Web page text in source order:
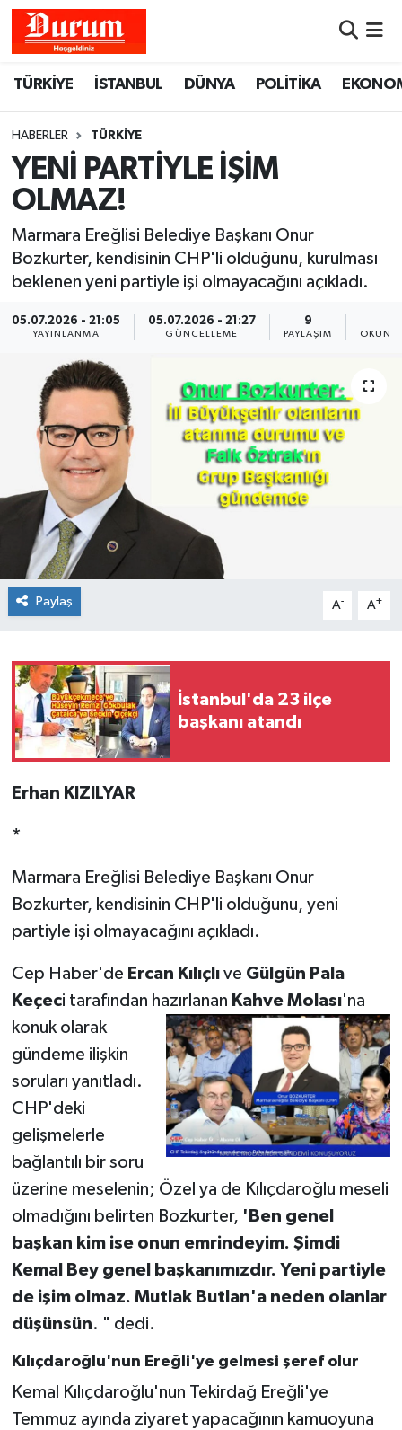
TÜRKİYE İSTANBUL DÜNYA POLİTİKA
HABERLER TÜRKİYE
YENİ PARTİYLE İŞİM
OLMAZ!
Marmara Ereğlisi Belediye Başkanı Onur
Bozkurter, kendisinin CHP'li olduğunu, kurulması
beklenen yeni partiyle işi olmayacağını açıkladı.
05.07.2026 - 21:05
YAYINLANMA
05.07.2026 - 21:27
GÜNCELLEME
9
PAYLAŞIM
Paylaş A- A+
İstanbul'da 23 ilçe
başkanı atandı
Erhan KIZILYAR
*
Marmara Ereğlisi Belediye Başkanı Onur
Bozkurter, kendisinin CHP'li olduğunu, yeni
partiyle işi olmayacağını açıkladı.
Cep Haber'de Ercan Kılıçlıve Gülgün Pala
Keçeci tarafından hazırlanan Kahve Molası'na
konuk olarak
gündeme ilişkin
soruları yanıtladı.
CHP'deki
gelişmelerle
bağlantılı bir soru
üzerine meselenin; Özel ya de Kılıçdaroğlu meseli
olmadığını belirten Bozkurter, 'Ben genel
başkan kim ise onun emrindeyim. Şimdi
Kemal Bey genel başkanımızdır. Yeni partiyle
de işim olmaz. Mutlak Butlan'a neden olanlar
düşünsün. " dedi.
Kılıçdaroğlu'nun Ereğli'ye gelmesi şeref olur
Kemal Kılıçdaroğlu'nun Tekirdağ Ereğli'ye
Temmuz ayında ziyaret yapacağının kamuoyuna
Hava Durumu
Namaz Vakitleri
Trafik Durumu
Süper Lig Puan Durumu ve Fikstür
Son Dakika Haberleri
Haber Arşivi